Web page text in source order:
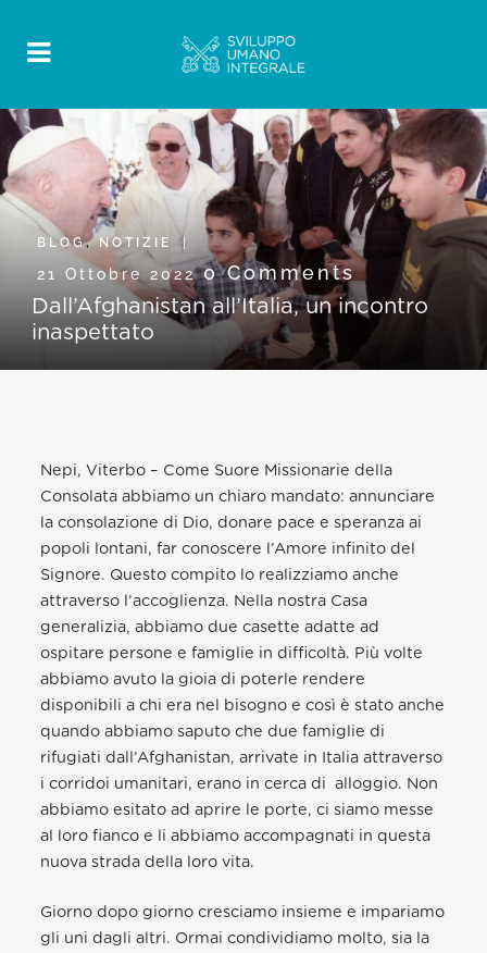
BLOG,NOTIZIE
21 Ottobre 20220 Comments
Dall’Afghanistan all’Italia, un incontro
inaspettato
Nepi, Viterbo – Come Suore Missionarie della
Consolata abbiamo un chiaro mandato: annunciare
la consolazione di Dio, donare pace e speranza ai
popoli lontani, far conoscere l’Amore infinito del
Signore. Questo compito lo realizziamo anche
attraverso l’accoglienza. Nella nostra Casa
generalizia, abbiamo due casette adatte ad
ospitare persone e famiglie in difficoltà. Più volte
abbiamo avuto la gioia di poterle rendere
disponibili a chi era nel bisogno e così è stato anche
quando abbiamo saputo che due famiglie di
rifugiati dall’Afghanistan, arrivate in Italia attraverso
i corridoi umanitari, erano in cerca di alloggio. Non
abbiamo esitato ad aprire le porte, ci siamo messe
al loro fianco e li abbiamo accompagnati in questa
nuova strada della loro vita.
Giorno dopo giorno cresciamo insieme e impariamo
gli uni dagli altri. Ormai condividiamo molto, sia la